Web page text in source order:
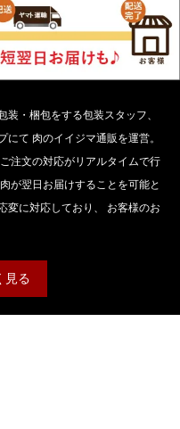
・梱包をする包装スタッフ、
て 肉のイイジマ通販を運営。
注文の対応がリアルタイムで行
が翌日お届けすることを可能と
変に対応しており、 お客様のお
見る